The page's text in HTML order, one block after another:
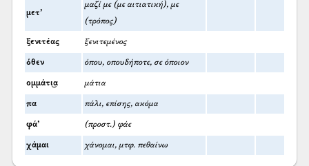
μετ’
μαζί με (με αιτιατική), με
(τρόπος)
ξενιτέας ξενιτεμένος
όθεν όπου, οπουδήποτε, σε όποιον
ομμάτι͜α μάτια
πα πάλι, επίσης, ακόμα
φά’ (προστ.) φάε
χάμαι χάνομαι, μτφ. πεθαίνω